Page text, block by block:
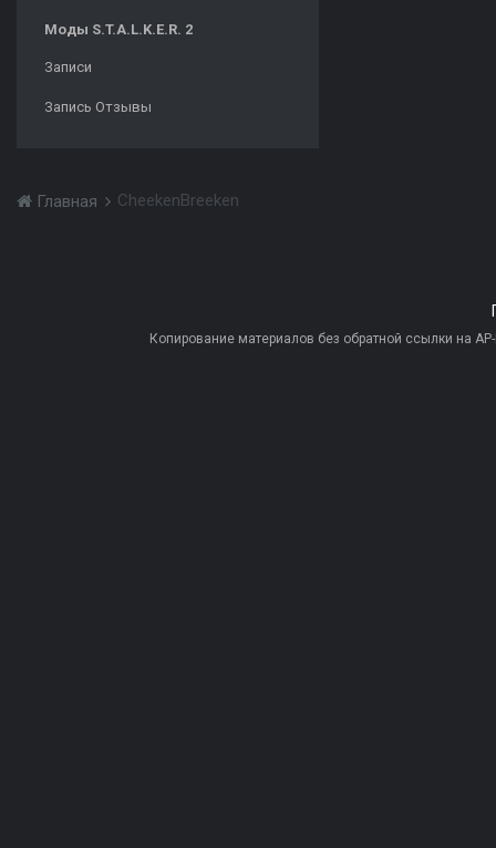
Моды S.T.A.L.K.E.R. 2
Записи
Запись Отзывы
Главная CheekenBreeken
Копирование материалов без обратной ссылки на